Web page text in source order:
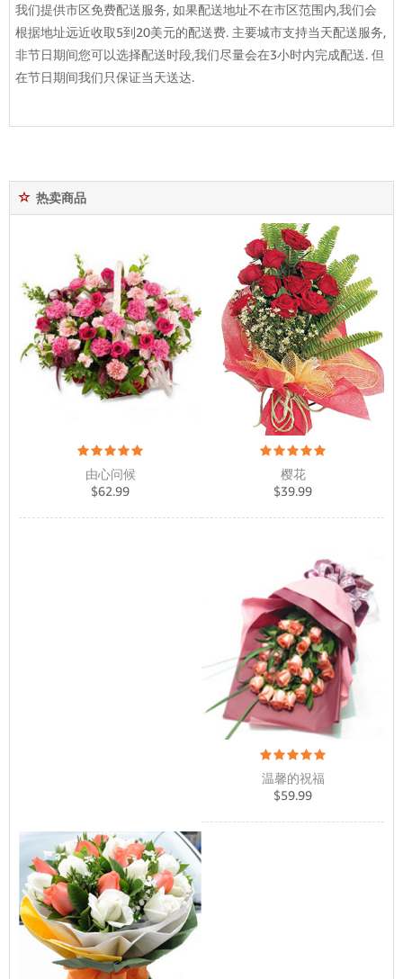
我们提供市区免费配送服务, 如果配送地址不在市区范围内,我们会
根据地址远近收取5到20美元的配送费. 主要城市支持当天配送服务,
非节日期间您可以选择配送时段,我们尽量会在3小时内完成配送. 但
在节日期间我们只保证当天送达.
热卖商品
由心问候
$62.99
樱花
$39.99
温馨的祝福
$59.99